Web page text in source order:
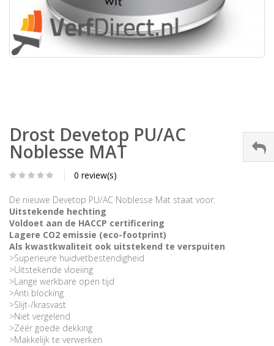
Drost Devetop PU/AC
Noblesse MAT
0 review(s)
De nieuwe Devetop PU/AC Noblesse Mat staat voor:
Uitstekende hechting
Voldoet aan de HACCP certificering
Lagere CO2 emissie (eco-footprint)
Als kwastkwaliteit ook uitstekend te verspuiten
>Superieure huidvetbestendigheid
>Uitstekende vloeiing
>Lange werkbare open tijd
>Anti blocking
>Slijt-/krasvast
>Niet vergelend
>Zéér goede dekking
>Makkelijk te verwerken